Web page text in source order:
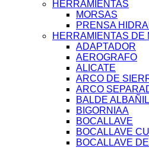
HERRAMIENTAS
MORSAS
PRENSA
HERRAMIENTAS DE
ADAPTADOR
AEROGRAFO
ALICATE
ARCO DE
ARCO
BALDE ALBAÑIL
BIGORNIAA
BOCALLAVE
BOCALLAVE
BOCALLAVE